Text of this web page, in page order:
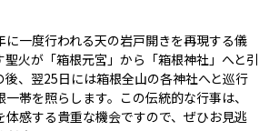
に一度行われる天の岩戸開きを再現する儀
聖火が「箱根元宮」から「箱根神社」へと引
後、翌25日には箱根全山の各神社へと巡行
帯を照らします。この伝統的な行事は、
体感する貴重な機会ですので、ぜひお見逃